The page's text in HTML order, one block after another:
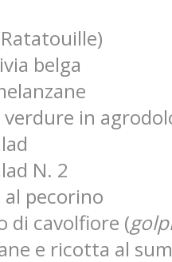
belga
verdure in
N. 2
al pecorino
di cavolfiore (
e ricotta al